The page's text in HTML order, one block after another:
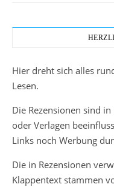
Hier dreht sich alles
Lesen.
Die Rezensionen sind
oder Verlagen
Links noch Werbung
Die in Rezensionen
Klappentext stammen